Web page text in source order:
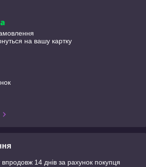
на вашу картку
14 днів за рахунок покупця